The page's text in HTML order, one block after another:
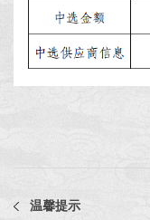
温馨提示